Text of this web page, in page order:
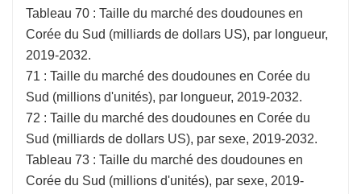
Tableau 70 : Taille du marché des doudounes en
Corée du Sud (milliards de dollars US), par longueur,
2019-2032.
71 : Taille du marché des doudounes en Corée du
Sud (millions d'unités), par longueur, 2019-2032.
72 : Taille du marché des doudounes en Corée du
Sud (milliards de dollars US), par sexe, 2019-2032.
Tableau 73 : Taille du marché des doudounes en
Corée du Sud (millions d'unités), par sexe, 2019-